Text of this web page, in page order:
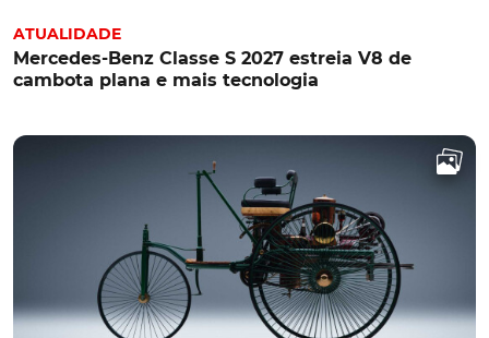
ATUALIDADE
Mercedes-Benz Classe S 2027 estreia V8 de
cambota plana e mais tecnologia